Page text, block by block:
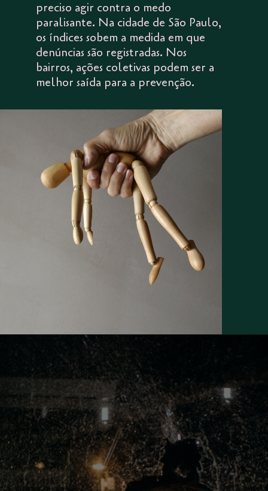
preciso agir contra o medo
paralisante. Na cidade de São Paulo,
os índices sobem a medida em que
denúncias são registradas. Nos
bairros, ações coletivas podem ser a
melhor saída para a prevenção.